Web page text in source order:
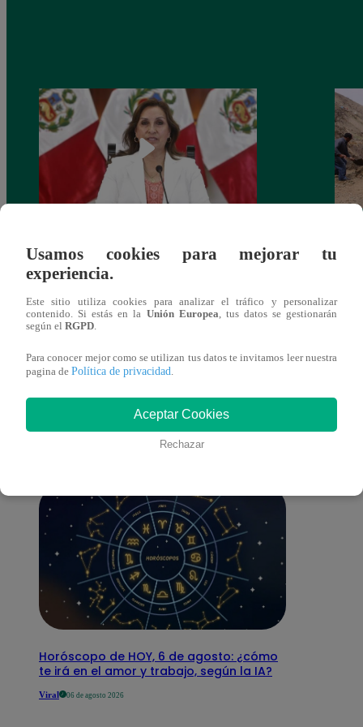
salario presidencial se aplique desde 2026
También te puede
interesar
Horóscopo de HOY, 6 de agosto: ¿cómo
te irá en el amor y trabajo, según la IA?
Viral 06 de agosto 2026
Usamos cookies para mejorar tu
experiencia.
Este sitio utiliza cookies para analizar el tráfico y personalizar
contenido. Si estás en la Unión Europea , tus datos se gestionarán
según el RGPD
Para conocer mejor como se utilizan tus datos te invitamos leer nuestra
pagina de Política de privacidad
Aceptar Cookies
Rechazar